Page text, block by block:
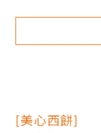
[美心西餅]